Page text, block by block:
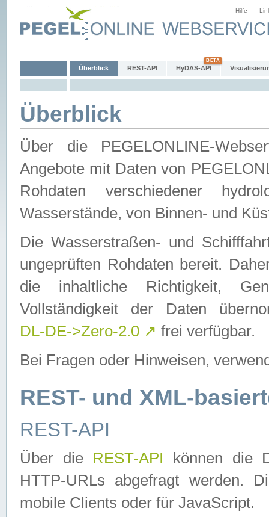
Hilfe
Überblick REST-API HyDAS-API
Überblick
Über die PEGELONLINE-
Angebote mit Daten von
Rohdaten verschiedener
Wasserstände, von Binnen- und
Die Wasserstraßen- und
ungeprüften Rohdaten bereit.
die inhaltliche Richtigkeit,
Vollständigkeit der Daten
DL-DE->Zero-2.0 ↗ frei verfügbar.
Bei Fragen oder Hinweisen,
REST- und XML-
REST-API
Über die REST-API können die
HTTP-URLs abgefragt werden.
mobile Clients oder für JavaScript.